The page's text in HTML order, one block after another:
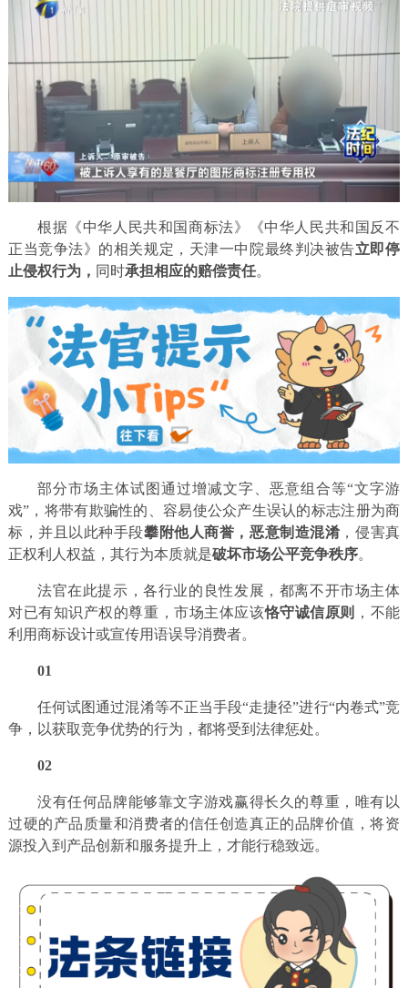
根据《中华人民共和国商标法》《中华人民共和国反不
正当竞争法》的相关规定，天津一中院最终判决被告立即停
止侵权行为， 同时承担相应的赔偿责任。
部分市场主体试图通过增减文字、恶意组合等“文字游
戏”，将带有欺骗性的、容易使公众产生误认的标志注册为商
标，并且以此种手段攀附他人商誉，恶意制造混淆 ，侵害真
正权利人权益，其行为本质就是破坏市场公平竞争秩序。
法官在此提示，各行业的良性发展，都离不开市场主体
对已有知识产权的尊重，市场主体应该恪守诚信原则
，不能
利用商标设计或宣传用语误导消费者。
01
任何试图通过混淆等不正当手段“走捷径”进行“内卷式”竞
争，以获取竞争优势的行为，都将受到法律惩处。
02
没有任何品牌能够靠文字游戏赢得长久的尊重，唯有以
过硬的产品质量和消费者的信任创造真正的品牌价值，将资
源投入到产品创新和服务提升上，才能行稳致远。